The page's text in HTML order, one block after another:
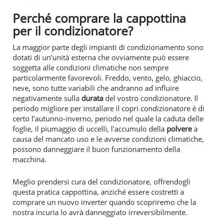
Perché comprare la cappottina
per il condizionatore?
La maggior parte degli impianti di condizionamento sono
dotati di un’unità esterna che ovviamente può essere
soggetta alle condizioni climatiche non sempre
particolarmente favorevoli. Freddo, vento, gelo, ghiaccio,
neve, sono tutte variabili che andranno ad influire
negativamente sulla durata del vostro condizionatore. Il
periodo migliore per installare il copri condizionatore è di
certo l’autunno-inverno, periodo nel quale la caduta delle
foglie, il piumaggio di uccelli, l'accumulo della polverea
causa del mancato uso e le avverse condizioni climatiche,
possono danneggiare il buon funzionamento della
macchina.
Meglio prendersi cura del condizionatore, offrendogli
questa pratica cappottina, anziché essere costretti a
comprare un nuovo inverter quando scopriremo che la
nostra incuria lo avrà danneggiato irreversibilmente.